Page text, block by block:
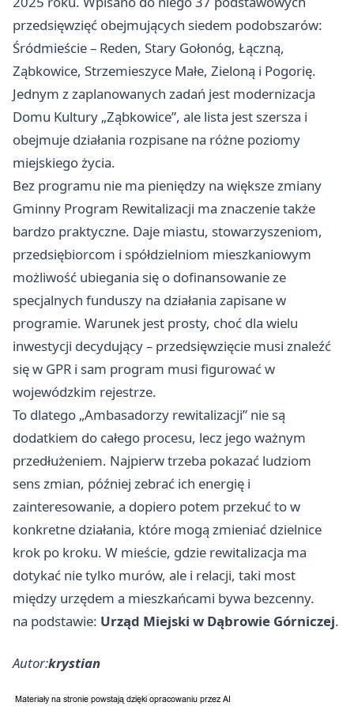
przedsięwzięć obejmujących siedem podobszarów:
Śródmieście – Reden, Stary Gołonóg, Łączną,
Ząbkowice, Strzemieszyce Małe, Zieloną i Pogorię.
Jednym z zaplanowanych zadań jest modernizacja
Domu Kultury „Ząbkowice”, ale lista jest szersza i
obejmuje działania rozpisane na różne poziomy
miejskiego życia.
Bez programu nie ma pieniędzy na większe zmiany
Gminny Program Rewitalizacji ma znaczenie także
bardzo praktyczne. Daje miastu, stowarzyszeniom,
przedsiębiorcom i spółdzielniom mieszkaniowym
możliwość ubiegania się o dofinansowanie ze
specjalnych funduszy na działania zapisane w
programie. Warunek jest prosty, choć dla wielu
inwestycji decydujący – przedsięwzięcie musi znaleźć
się w GPR i sam program musi figurować w
wojewódzkim rejestrze.
To dlatego „Ambasadorzy rewitalizacji” nie są
dodatkiem do całego procesu, lecz jego ważnym
przedłużeniem. Najpierw trzeba pokazać ludziom
sens zmian, później zebrać ich energię i
zainteresowanie, a dopiero potem przekuć to w
konkretne działania, które mogą zmieniać dzielnice
krok po kroku. W mieście, gdzie rewitalizacja ma
dotykać nie tylko murów, ale i relacji, taki most
między urzędem a mieszkańcami bywa bezcenny.
na podstawie: Urząd Miejski w Dąbrowie Górniczej.
Autor:krystian